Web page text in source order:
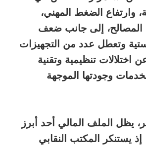
وارتفاع الضغط المهني،
إلى جانب ضعف
وتعطل عدد من التجهيزات
اختلالات تنظيمية وتقنية
وجودتها الموجهة
يظل الملف المالي أحد أبرز
إذ يستنكر المكتب النقابي